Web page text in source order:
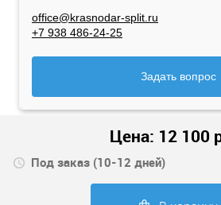
office@krasnodar-split.ru
+7 938 486-24-25
Задать вопрос
Цена: 12 100
Под заказ (10-12 дней)